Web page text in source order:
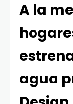
A la
agua